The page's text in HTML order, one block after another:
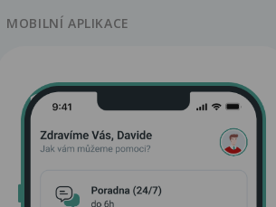
MOBILNÍ APLIKACE